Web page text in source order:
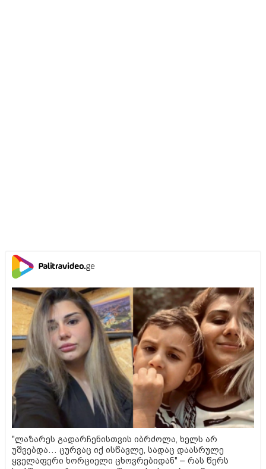
"ლაზარეს გადარჩენისთვის იბრძოლა, ხელს არ
უშვებდა… ცურვაც იქ ისწავლე, სადაც დაასრულე
ყველაფერი ხორციელი ცხოვრებიდან" – რას წერს